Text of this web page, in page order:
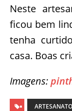
Neste
ficou bem
tenha
casa. Boas
Imagens:
ARTESANATO